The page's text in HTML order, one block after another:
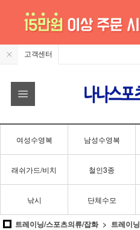
고객센터
여성수영복 남성수영복
래쉬가드/비치 철인3종
낚시 단체수모
트레이닝/스포츠의류/잡화 트레이닝